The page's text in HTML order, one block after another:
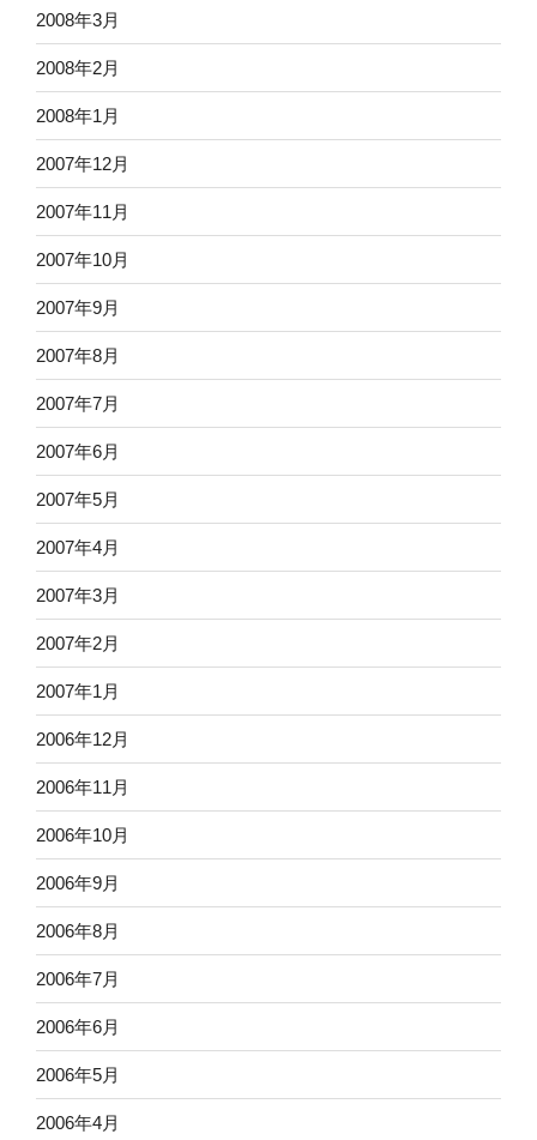
2008年3月
2008年2月
2008年1月
2007年12月
2007年11月
2007年10月
2007年9月
2007年8月
2007年7月
2007年6月
2007年5月
2007年4月
2007年3月
2007年2月
2007年1月
2006年12月
2006年11月
2006年10月
2006年9月
2006年8月
2006年7月
2006年6月
2006年5月
2006年4月